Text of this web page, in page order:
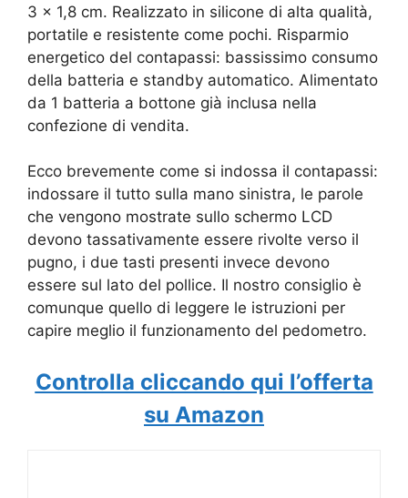
3 x 1,8 cm. Realizzato in silicone di alta qualità,
portatile e resistente come pochi. Risparmio
energetico del contapassi: bassissimo consumo
della batteria e standby automatico. Alimentato
da 1 batteria a bottone già inclusa nella
confezione di vendita.
Ecco brevemente come si indossa il contapassi:
indossare il tutto sulla mano sinistra, le parole
che vengono mostrate sullo schermo LCD
devono tassativamente essere rivolte verso il
pugno, i due tasti presenti invece devono
essere sul lato del pollice. Il nostro consiglio è
comunque quello di leggere le istruzioni per
capire meglio il funzionamento del pedometro.
Controlla cliccando qui l’offerta
su Amazon